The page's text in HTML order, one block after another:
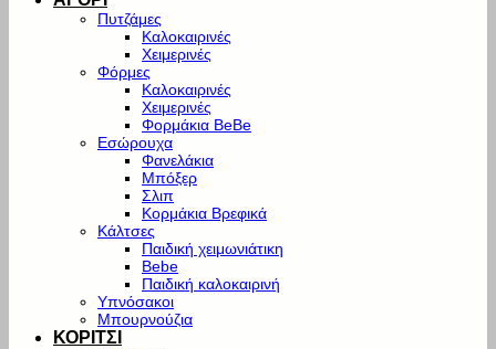
Πυτζάμες
Καλοκαιρινές
Χειμερινές
Φόρμες
Καλοκαιρινές
Χειμερινές
Φορμάκια BeBe
Εσώρουχα
Φανελάκια
Μπόξερ
Σλιπ
Κορμάκια Βρεφικά
Κάλτσες
Παιδική χειμωνιάτικη
Bebe
Παιδική καλοκαιρινή
Υπνόσακοι
Μπουρνούζια
ΚΟΡΙΤΣΙ